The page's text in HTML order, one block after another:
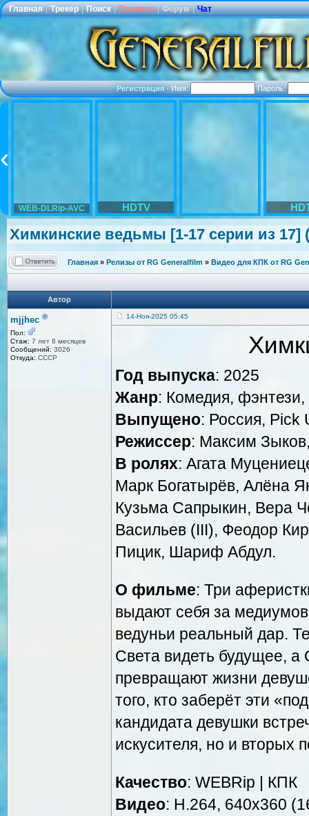
Главная | Трекер | Поиск | Правила | Форум | Чат
Регистрация·Имя: Пароль:
WEB-DLRip-AVC HDTV
Химкинские ведьмы [1-17 серии из 17]
Главная » Релизы от RG Generalfilm » Видео для КПК от RG
Автор
mjjhec ®
Пол:
Стаж: 7 лет 8 месяцев
Сообщений: 3026
Откуда: СССР
14-Ноя-2025 05:45
Год выпуска: 2025
Жанр: Комедия,
Выпущено: Россия, Pick
Режиссер: Максим
В ролях: Агата
Марк Богатырёв, Алёна
Кузьма Сапрыкин, Вера
Васильев (III), Феодор
Пицик, Шариф Абдул.
О фильме: Три
выдают себя за
ведуньи реальный дар.
Света видеть будущее,
превращают жизни
того, кто заберёт эти
кандидата девушки
искусителя, но и вторых
Качество: WEBRip | КПК
Видео: Н.264, 640x360